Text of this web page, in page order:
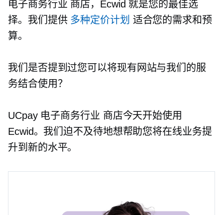
电子商务行业 商店，Ecwid 就是您的最佳选
择。我们提供 多种定价计划 适合您的需求和预
算。
我们是否提到过您可以将现有网站与我们的服
务结合使用？
UCpay 电子商务行业 商店今天开始使用
Ecwid。我们迫不及待地想帮助您将在线业务提
升到新的水平。